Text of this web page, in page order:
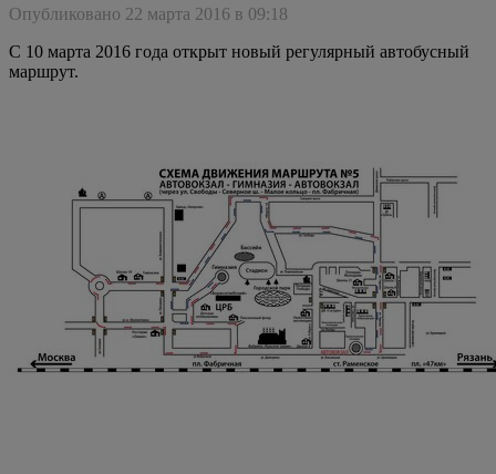
Опубликовано 22 марта 2016 в 09:18
С 10 марта 2016 года открыт новый регулярный автобусный
маршрут.